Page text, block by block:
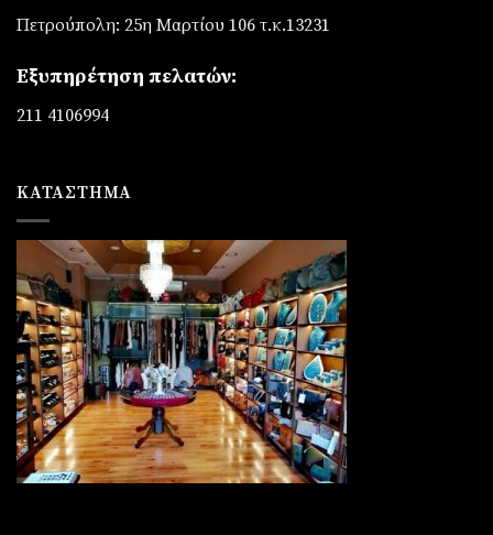
Πετρούπολη: 25η Μαρτίου 106 τ.κ.13231
Εξυπηρέτηση πελατών:
211 4106994
ΚΑΤΆΣΤΗΜΑ